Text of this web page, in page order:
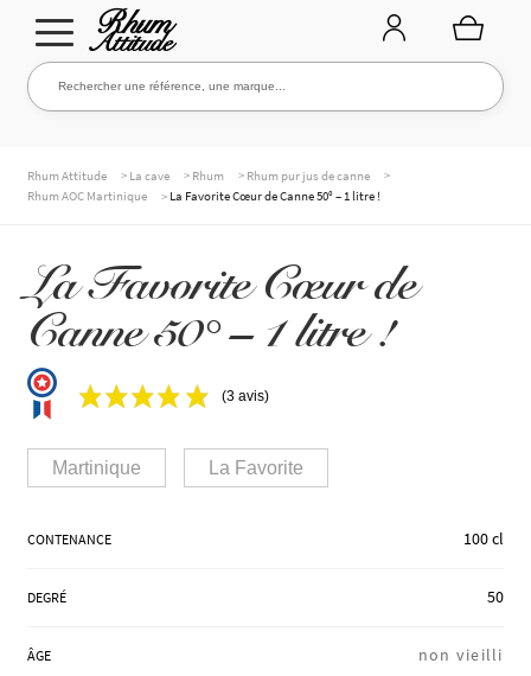
Aller
à
Aller
au
Rechercher une référence, une marque...
Rechercher
NOS RHUMS
MARQUES
RÉGIONS
COFFRETS & CADEAUX
Rhum Attitude > La cave > Rhum > Rhum pur jus de canne
>
Rhum AOC Martinique
> La Favorite Cœur de Canne 50° – 1 litre !
La Favorite Cœur de
Canne 50° – 1 litre !
(3 avis)
Martinique La Favorite
CONTENANCE 100 cl
DEGRÉ 50
ÂGE non vieilli